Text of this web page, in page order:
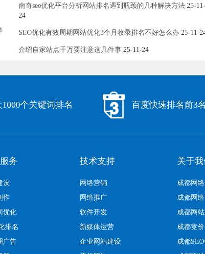
南奇seo优化平台分析网站排名遇到瓶颈的几种解决方法25-11-
24
SEO优化有效周期网站优化3个月收录排名不好怎么办25-11-
介绍自家站点千万要注意这几件事25-11-24
个关键词排名 百度快速排名前3名
务
设
作
优化
排名
广告
技术支持
网络营销
网络推广
软件开发
新媒体运营
企业网站建设
关于我
成都网络
成都网
成都网
成都竞
成都